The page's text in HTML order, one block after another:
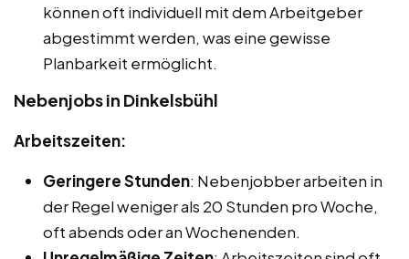
können oft individuell mit dem Arbeitgeber
abgestimmt werden, was eine gewisse
Planbarkeit ermöglicht.
Nebenjobs in Dinkelsbühl
Arbeitszeiten:
Geringere Stunden: Nebenjobber arbeiten in
der Regel weniger als 20 Stunden pro Woche,
oft abends oder an Wochenenden.